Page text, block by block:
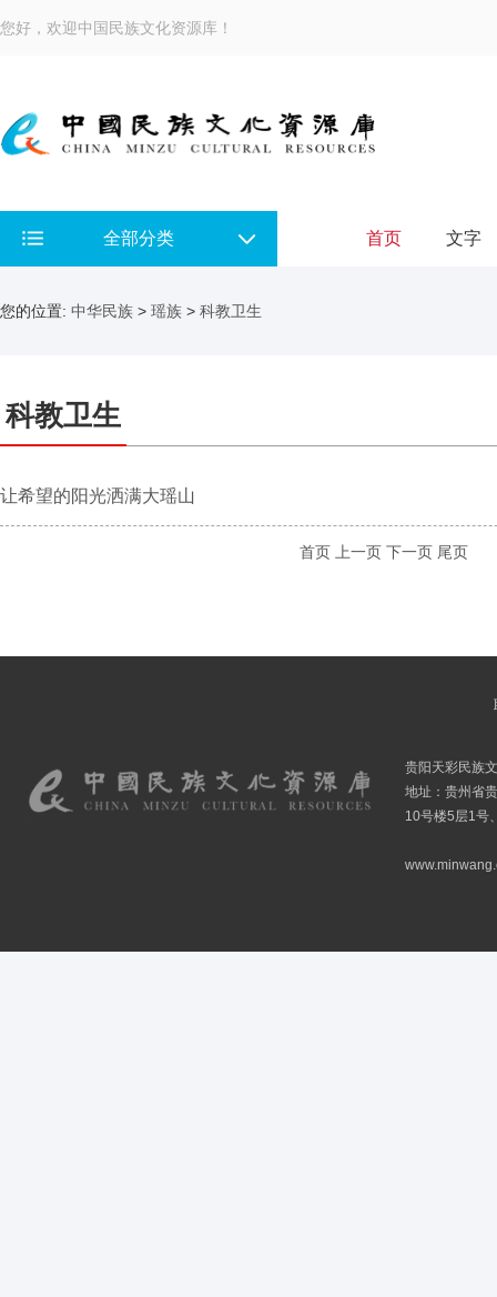
您好，欢迎中国民族文化资源库！
全部分类 首页 文字
您的位置: 中华民族 > 瑶族 > 科教卫生
科教卫生
让希望的阳光洒满大瑶山
首页 上一页 下一页 尾页
贵阳天彩民族
地址：贵州省
10号楼5层1号